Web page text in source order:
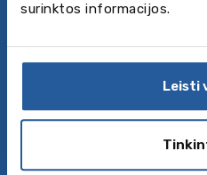
surinktos informacijos.
Leisti
Privatumo politika
Sekite mus
Apie mus
švietėjiška organizacija